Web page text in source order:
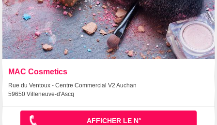
MAC Cosmetics
Rue du Ventoux - Centre Commercial V2 Auchan
59650 Villeneuve-d'Ascq
AFFICHER LE N°